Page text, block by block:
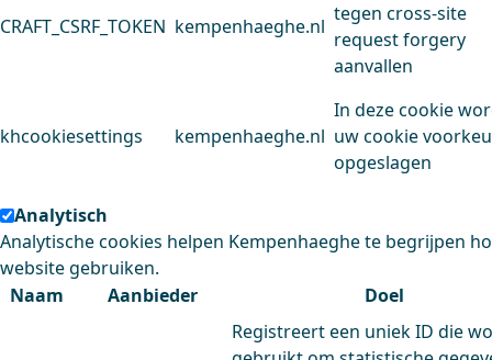
CRAFT_CSRF_TOKEN kempenhaeghe.nl
tegen cross-site
request forgery
aanvallen
khcookiesettings kempenhaeghe.nl
In deze cookie
uw cookie
opgeslagen
Analytisch
Analytische cookies helpen Kempenhaeghe te begrijpen
website gebruiken.
Naam
Aanbieder Doel
Registreert een uniek ID die